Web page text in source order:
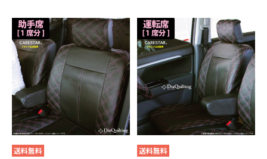
送料無料 送料無料